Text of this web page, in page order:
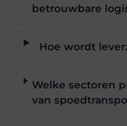
betrouwbare
Hoe wordt
Welke sectoren
van